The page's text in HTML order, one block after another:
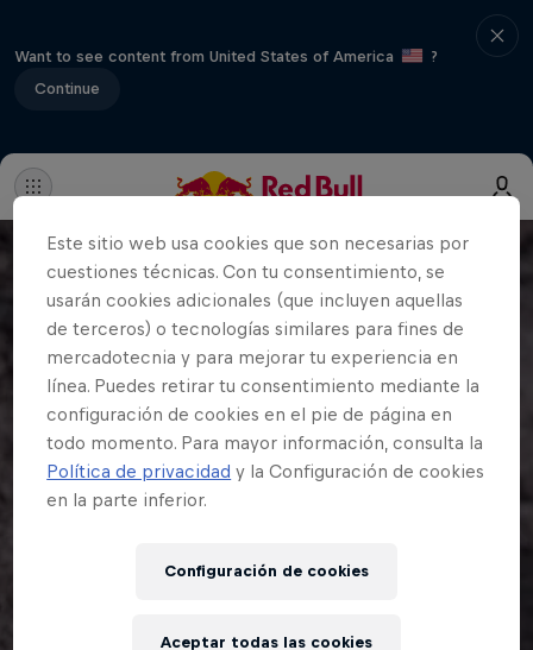
Want to see content from United States of America
?
Continue
Este sitio web usa cookies que son necesarias por
cuestiones técnicas. Con tu consentimiento, se
usarán cookies adicionales (que incluyen aquellas
de terceros) o tecnologías similares para fines de
mercadotecnia y para mejorar tu experiencia en
línea. Puedes retirar tu consentimiento mediante la
configuración de cookies en el pie de página en
todo momento. Para mayor información, consulta la
Política de privacidad y la Configuración de cookies
en la parte inferior.
Configuración de cookies
Aceptar todas las cookies